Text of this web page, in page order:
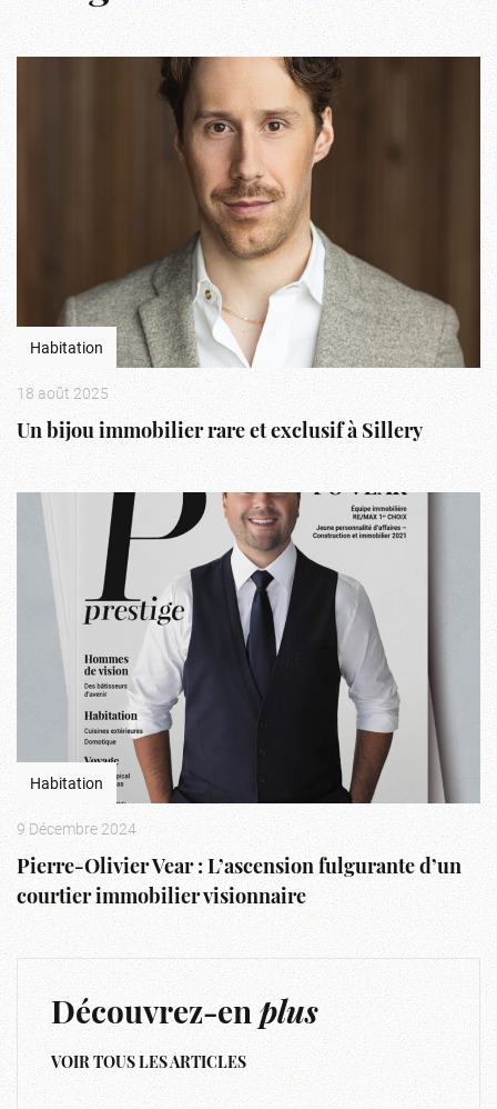
Habitation
18 août 2025
Un bijou immobilier rare et exclusif à Sillery
Habitation
9 Décembre 2024
Pierre-Olivier Vear : L’ascension fulgurante d’un
courtier immobilier visionnaire
Découvrez-enplus
VOIR TOUS LES ARTICLES